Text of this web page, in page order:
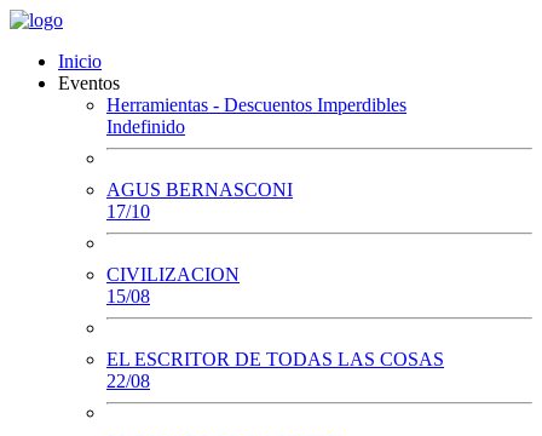
Inicio
Eventos
Herramientas - Descuentos Imperdibles
Indefinido
AGUS BERNASCONI
17/10
CIVILIZACION
15/08
EL ESCRITOR DE TODAS LAS COSAS
22/08